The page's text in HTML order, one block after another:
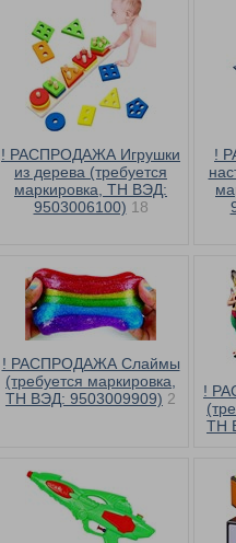
! РАСПРОДАЖА Игрушки
из дерева (требуется
маркировка, ТН ВЭД:
9503006100) 18
!
! РАСПРОДАЖА Слаймы
(требуется маркировка,
ТН ВЭД: 9503009909) 2
!
ТН